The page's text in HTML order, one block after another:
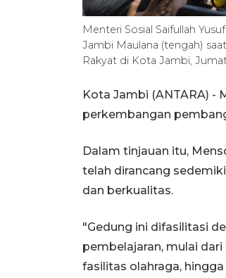
Menteri Sosial Saifullah
Jambi Maulana (tengah)
Rakyat di Kota Jambi,
Kota Jambi (ANTARA) -
perkembangan
Dalam tinjauan itu,
telah dirancang
dan berkualitas.
"Gedung ini difasilitasi
pembelajaran, mulai
fasilitas olahraga,